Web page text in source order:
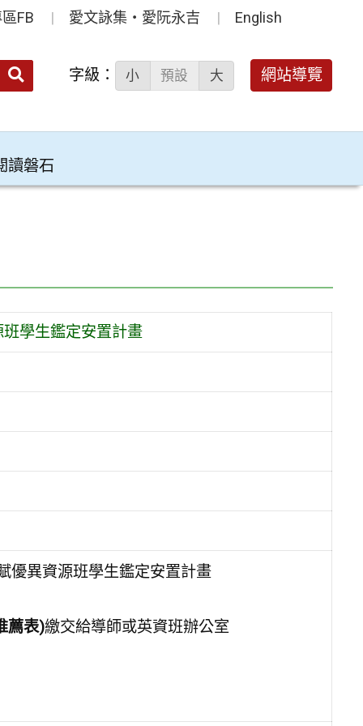
FB 愛文詠集‧愛阮永吉 English
送出 字級： 小 預設 大 網站導覽
讀磐石
學生鑑定安置計畫
優異資源班學生鑑定安置計畫
薦表)繳交給導師或英資班辦公室